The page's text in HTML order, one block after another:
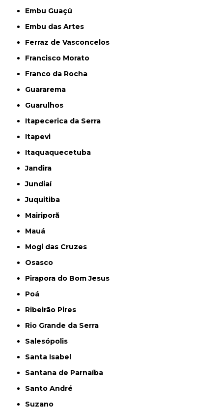
Embu Guaçú
Embu das Artes
Ferraz de Vasconcelos
Francisco Morato
Franco da Rocha
Guararema
Guarulhos
Itapecerica da Serra
Itapevi
Itaquaquecetuba
Jandira
Jundiaí
Juquitiba
Mairiporã
Mauá
Mogi das Cruzes
Osasco
Pirapora do Bom Jesus
Poá
Ribeirão Pires
Rio Grande da Serra
Salesópolis
Santa Isabel
Santana de Parnaíba
Santo André
Suzano